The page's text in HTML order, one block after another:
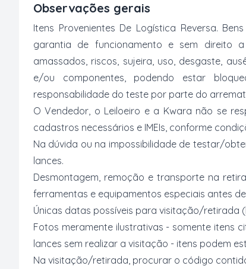
Observações gerais
Itens Provenientes De Logística Reversa.
garantia de funcionamento e sem direito
amassados, riscos, sujeira, uso, desgaste,
e/ou componentes, podendo estar
responsabilidade do teste por parte do
O Vendedor, o Leiloeiro e a Kwara não se
cadastros necessários e IMEIs, conforme
Na dúvida ou na impossibilidade de testar/
lances.
Desmontagem, remoção e transporte na
ferramentas e equipamentos especiais antes
Únicas datas possíveis para visitação/retirada
Fotos meramente ilustrativas - somente itens
lances sem realizar a visitação - itens podem
Na visitação/retirada, procurar o código